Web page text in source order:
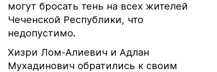
могут бросать тень на всех жителей
Чеченской Республики, что
недопустимо.
Хизри Лом-Алиевич и Адлан
Мухадинович обратились к своим